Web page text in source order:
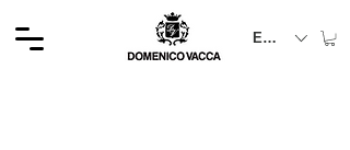
EUR (€)